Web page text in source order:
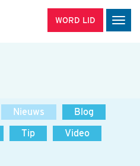
WORD LID
Nieuws
Blog
Tip
Video